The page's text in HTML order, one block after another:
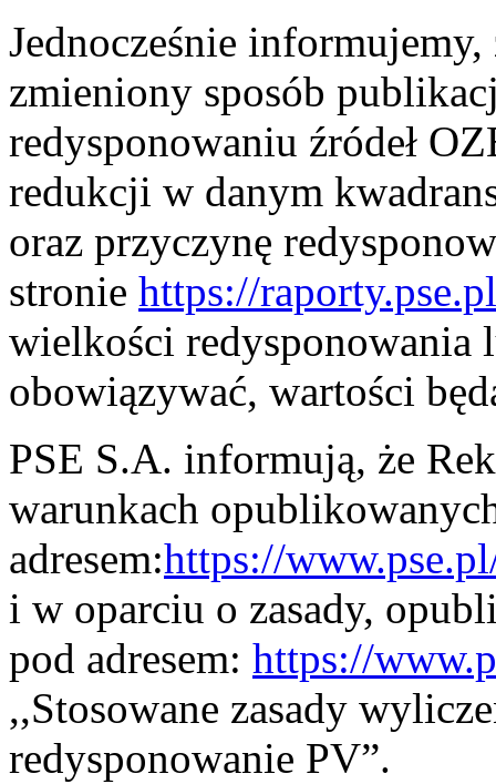
Jednocześnie informujemy,
zmieniony sposób
redysponowaniu źródeł
redukcji w danym
oraz przyczynę
stronie https://
wielkości redysponowania
obowiązywać, wartości
PSE S.A. informują, że
warunkach
adresem:https://
i w oparciu o zasady,
pod adresem: https://
,,Stosowane zasady
redysponowanie PV”.